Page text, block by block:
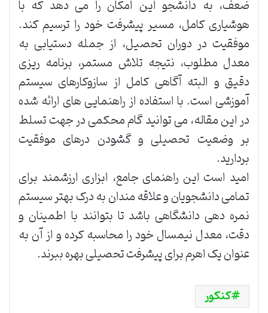
ضعف، به دانشجو این امکان را می دهد که با
هوشیاری کامل، مسیر پیشرفت خود را ترسیم کند.
موفقیت در دوران تحصیل، از جمله دستیابی به
معدل مطلوب، نتیجه تلاش مستمر، برنامه ریزی
دقیق و البته آگاهی کامل از سازوکارهای سیستم
آموزشی است. با استفاده از راهنمایی های ارائه شده
در این مقاله، می توانید گام محکمی در جهت تسلط
بر وضعیت تحصیلی و گشودن درهای موفقیت
بردارید.
امید است این راهنمای جامع، ابزاری ارزشمند برای
تمامی دانشجویان و علاقه مندان به درک بهتر سیستم
نمره دهی دانشگاهی باشد تا بتوانند با اطمینان و
دقت، معدل نیمسال خود را محاسبه کرده و از آن به
عنوان یک اهرم برای پیشرفت تحصیلی بهره ببرند.
کنکور